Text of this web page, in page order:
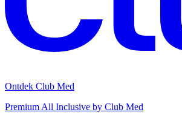
Ontdek Club Med
Premium All Inclusive by Club Med